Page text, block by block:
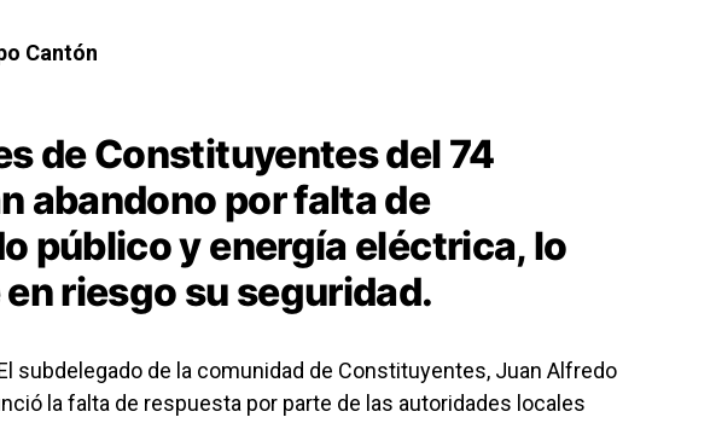
Cantón
de Constituyentes del 74
abandono por falta de
público y energía eléctrica, lo
riesgo su seguridad.
subdelegado de la comunidad de Constituyentes, Juan Alfredo
la falta de respuesta por parte de las autoridades locales